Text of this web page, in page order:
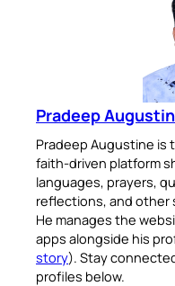
Pradeep
Pradeep Augustine is
faith-driven platform
languages, prayers,
reflections, and other
He manages the
apps alongside his
story). Stay
profiles below.